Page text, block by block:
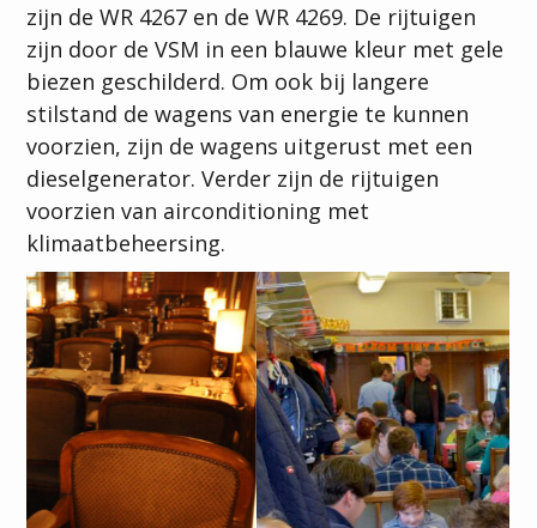
zijn de WR 4267 en de WR 4269. De rijtuigen
zijn door de VSM in een blauwe kleur met gele
biezen geschilderd. Om ook bij langere
stilstand de wagens van energie te kunnen
voorzien, zijn de wagens uitgerust met een
dieselgenerator. Verder zijn de rijtuigen
voorzien van airconditioning met
klimaatbeheersing.